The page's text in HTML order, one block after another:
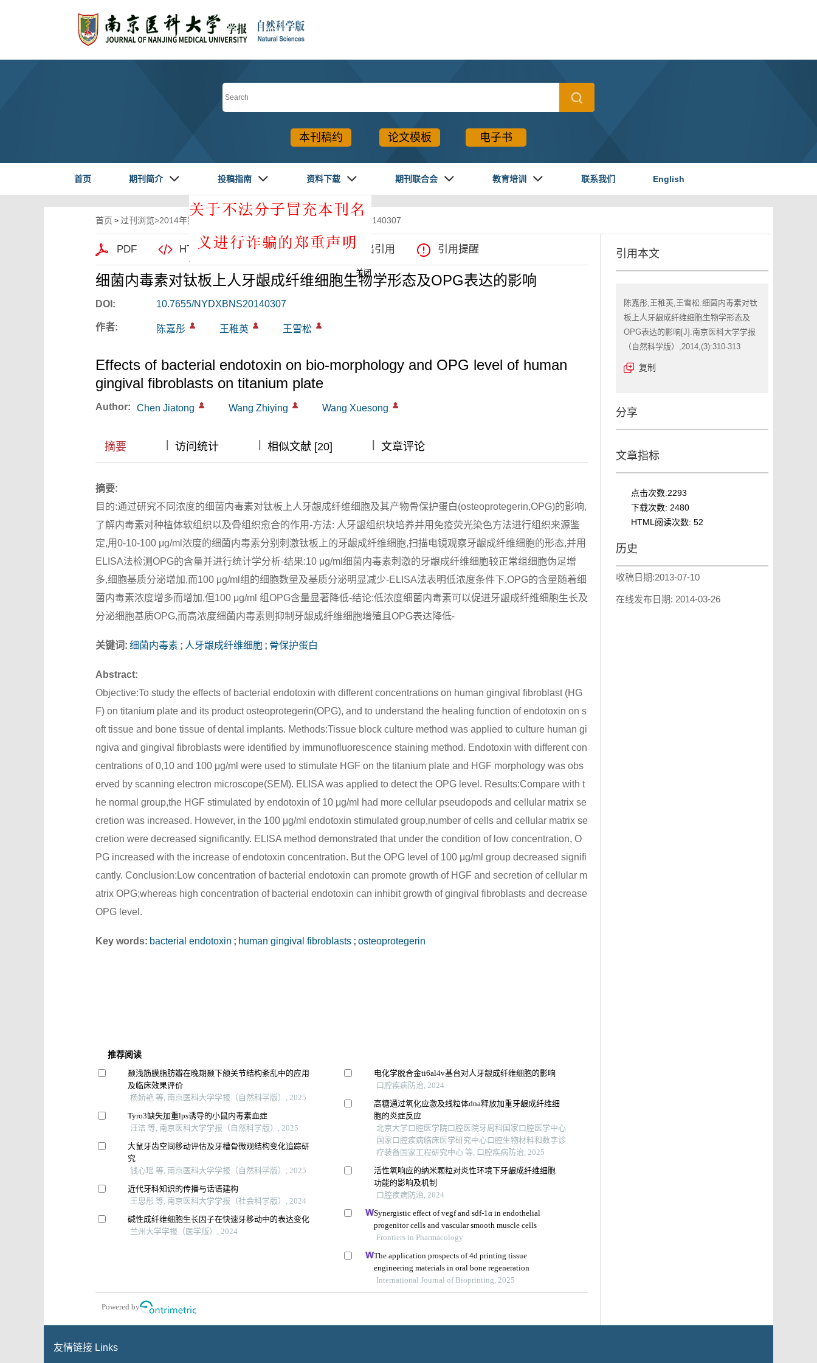
本刊稿约 论文模板 电子书
首页 期刊简介 投稿指南 资料下载 期刊联合会 教育培训 联系我们 English
首页 > 过刊浏览>2014年第卷第3期 >310-313. DOI:10.7655/NYDXBNS20140307
PDF HTML阅读 XML下载 导出引用 引用提醒
细菌内毒素对钛板上人牙龈成纤维细胞生物学形态及OPG表达的影响
DOI: 10.7655/NYDXBNS20140307
作者: 陈嘉彤 王稚英 王雪松
Effects of bacterial endotoxin on bio-morphology and OPG level of human
gingival fibroblasts on titanium plate
Author: Chen Jiatong Wang Zhiying Wang Xuesong
摘要 访问统计 相似文献 [20] 文章评论
摘要:
目的:通过研究不同浓度的细菌内毒素对钛板上人牙龈成纤维细胞及其产物骨保护蛋白(osteoprotegerin,OPG)的影响,
了解内毒素对种植体软组织以及骨组织愈合的作用-方法: 人牙龈组织块培养并用免疫荧光染色方法进行组织来源鉴
定,用0-10-100 μg/ml浓度的细菌内毒素分别刺激钛板上的牙龈成纤维细胞,扫描电镜观察牙龈成纤维细胞的形态,并用
ELISA法检测OPG的含量并进行统计学分析-结果:10 μg/ml细菌内毒素刺激的牙龈成纤维细胞较正常组细胞伪足增
多,细胞基质分泌增加,而100 μg/ml组的细胞数量及基质分泌明显减少-ELISA法表明低浓度条件下,OPG的含量随着细
菌内毒素浓度增多而增加,但100 μg/ml 组OPG含量显著降低-结论:低浓度细菌内毒素可以促进牙龈成纤维细胞生长及
分泌细胞基质OPG,而高浓度细菌内毒素则抑制牙龈成纤维细胞增殖且OPG表达降低-
关键词: 细菌内毒素 ; 人牙龈成纤维细胞 ; 骨保护蛋白
Abstract:
Objective:To study the effects of bacterial endotoxin with different concentrations on human gingival fibroblast (HG
F) on titanium plate and its product osteoprotegerin(OPG), and to understand the healing function of endotoxin on s
oft tissue and bone tissue of dental implants. Methods:Tissue block culture method was applied to culture human gi
ngiva and gingival fibroblasts were identified by immunofluorescence staining method. Endotoxin with different con
centrations of 0,10 and 100 μg/ml were used to stimulate HGF on the titanium plate and HGF morphology was obs
erved by scanning electron microscope(SEM). ELISA was applied to detect the OPG level. Results:Compare with t
he normal group,the HGF stimulated by endotoxin of 10 μg/ml had more cellular pseudopods and cellular matrix se
cretion was increased. However, in the 100 μg/ml endotoxin stimulated group,number of cells and cellular matrix se
cretion were decreased significantly. ELISA method demonstrated that under the condition of low concentration, O
PG increased with the increase of endotoxin concentration. But the OPG level of 100 μg/ml group decreased signifi
cantly. Conclusion:Low concentration of bacterial endotoxin can promote growth of HGF and secretion of cellular m
atrix OPG;whereas high concentration of bacterial endotoxin can inhibit growth of gingival fibroblasts and decrease
OPG level.
Key words: bacterial endotoxin ; human gingival fibroblasts ; osteoprotegerin
推荐阅读
颞浅筋膜脂肪瓣在晚期颞下颌关节结构紊乱中的应用
及临床效果评价
杨娇艳 等, 南京医科大学学报（自然科学版）, 2025
Tyro3缺失加重lps诱导的小鼠内毒素血症
汪洁 等, 南京医科大学学报（自然科学版）, 2025
大鼠牙齿空间移动评估及牙槽骨微观结构变化追踪研
究
钱心瑶 等, 南京医科大学学报（自然科学版）, 2025
近代牙科知识的传播与话语建构
王思彤 等, 南京医科大学学报（社会科学版）, 2024
碱性成纤维细胞生长因子在快速牙移动中的表达变化
兰州大学学报（医学版）, 2024
电化学脱合金ti6al4v基台对人牙龈成纤维细胞的影响
口腔疾病防治, 2024
高糖通过氧化应激及线粒体dna释放加重牙龈成纤维细
胞的炎症反应
北京大学口腔医学院口腔医院牙周科国家口腔医学中心
国家口腔疾病临床医学研究中心口腔生物材料和数字诊
疗装备国家工程研究中心 等, 口腔疾病防治, 2025
活性氧响应的纳米颗粒对炎性环境下牙龈成纤维细胞
功能的影响及机制
口腔疾病防治, 2024
Synergistic effect of vegf and sdf-1α in endothelial
progenitor cells and vascular smooth muscle cells
Frontiers in Pharmacology
The application prospects of 4d printing tissue
engineering materials in oral bone regeneration
International Journal of Bioprinting, 2025
Powered by
引用本文
陈嘉彤,王稚英,王雪松.细菌内毒素对钛
板上人牙龈成纤维细胞生物学形态及
OPG表达的影响[J].南京医科大学学报
（自然科学版）,2014,(3):310-313
复制
分享
文章指标
点击次数:2293
下载次数: 2480
HTML阅读次数: 52
历史
收稿日期:2013-07-10
在线发布日期: 2014-03-26
友情链接 Links
关闭